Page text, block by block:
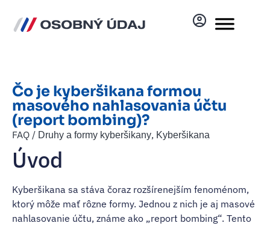
Čo je kyberšikana formou
masového nahlasovania účtu
(report bombing)?
FAQ / Druhy a formy kyberšikany, Kyberšikana
Úvod
Kyberšikana sa stáva čoraz rozšírenejším fenoménom,
ktorý môže mať rôzne formy. Jednou z nich je aj masové
nahlasovanie účtu, známe ako „report bombing“. Tento